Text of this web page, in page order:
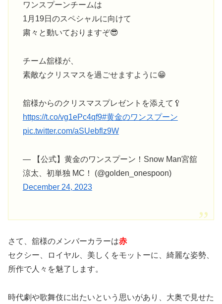
ワンスプーンチームは
1月19日のスペシャルに向けて
粛々と動いておりますぞ😎
チーム舘様が、
素敵なクリスマスを過ごせますように😁
舘様からのクリスマスプレゼントを添えて🥄
https://t.co/vg1ePc4qf9#黄金のワンスプーン
pic.twitter.com/aSUebflz9W
— 【公式】黄金のワンスプーン！Snow Man宮舘
涼太、初単独 MC！ (@golden_onespoon)
December 24, 2023
さて、舘様のメンバーカラーは赤
セクシー、ロイヤル、美しくをモットーに、綺麗な姿勢、
所作で人々を魅了します。
時代劇や歌舞伎に出たいという思いがあり、大奥で見せた